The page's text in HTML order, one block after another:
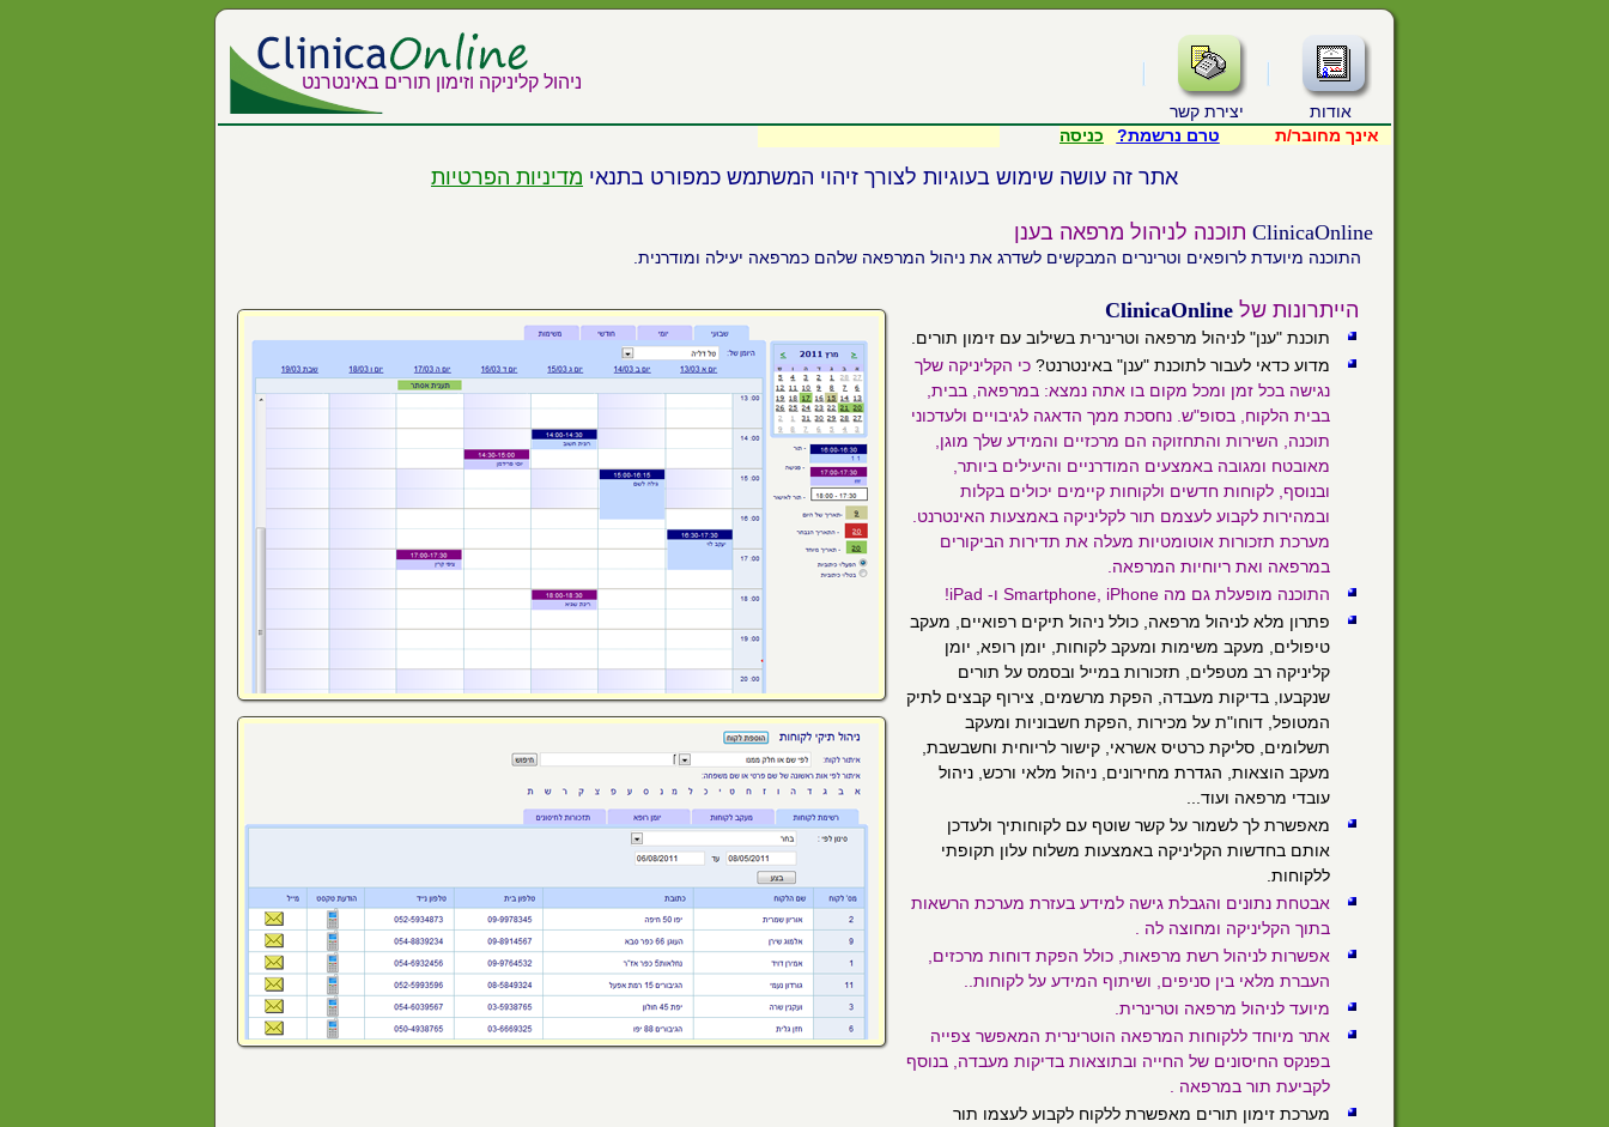
אודות יצירת קשר
ניהול קליניקה וזימון תורים באינטרנט
אינך מחובר/ת טרם נרשמת? כניסה
אתר זה עושה שימוש בעוגיות לצורך זיהוי המשתמש כמפורט בתנאי מדיניות הפרטיות
ClinicaOnline תוכנה לניהול מרפאה בענן
התוכנה מיועדת לרופאים וטרינרים המבקשים לשדרג את ניהול המרפאה שלהם כמרפאה יעילה ומודרנית.
הייתרונות של ClinicaOnline
תוכנת "ענן" לניהול מרפאה וטרינרית בשילוב עם זימון תורים.
מדוע כדאי לעבור לתוכנת "ענן" באינטרנט? כי הקליניקה שלך
נגישה בכל זמן ומכל מקום בו אתה נמצא: במרפאה, בבית,
בבית הלקוח, בסופ"ש. נחסכת ממך הדאגה לגיבויים ולעדכוני
תוכנה, השירות והתחזוקה הם מרכזיים והמידע שלך מוגן,
מאובטח ומגובה באמצעים המודרניים והיעילים ביותר,
ובנוסף, לקוחות חדשים ולקוחות קיימים יכולים בקלות
ובמהירות לקבוע לעצמם תור לקליניקה באמצעות האינטרנט.
מערכת תזכורות אוטומטיות מעלה את תדירות הביקורים
במרפאה ואת ריוחיות המרפאה.
התוכנה מופעלת גם מה Smartphone, iPhone ו- iPad!
פתרון מלא לניהול מרפאה, כולל ניהול תיקים רפואיים, מעקב
טיפולים, מעקב משימות ומעקב לקוחות, יומן רופא, יומן
קליניקה רב מטפלים, תזכורות במייל ובסמס על תורים
שנקבעו, בדיקות מעבדה, הפקת מרשמים, צירוף קבצים לתיק
המטופל, דוחו"ת על מכירות ,הפקת חשבוניות ומעקב
תשלומים, סליקת כרטיס אשראי, קישור לריוחית וחשבשבת,
מעקב הוצאות, הגדרת מחירונים, ניהול מלאי ורכש, ניהול
עובדי מרפאה ועוד...
מאפשרת לך לשמור על קשר שוטף עם לקוחותיך ולעדכן
אותם בחדשות הקליניקה באמצעות משלוח עלון תקופתי
ללקוחות.
אבטחת נתונים והגבלת גישה למידע בעזרת מערכת הרשאות
בתוך הקליניקה ומחוצה לה .
אפשרות לניהול רשת מרפאות, כולל הפקת דוחות מרכזים,
העברת מלאי בין סניפים, ושיתוף המידע על לקוחות..
מיועד לניהול מרפאה וטרינרית.
אתר מיוחד ללקוחות המרפאה הוטרינרית המאפשר צפייה
בפנקס החיסונים של החייה ובתוצאות בדיקות מעבדה, בנוסף
לקביעת תור במרפאה .
מערכת זימון תורים מאפשרת ללקוח לקבוע לעצמו תור